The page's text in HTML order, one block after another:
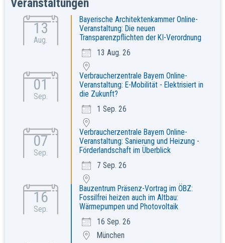
Veranstaltungen
13
Aug.
Bayerische Architektenkammer Online-
Veranstaltung: Die neuen
Transparenzpflichten der KI-Verordnung
13 Aug. 26
01
Sep.
Verbraucherzentrale Bayern Online-
Veranstaltung: E-Mobilität - Elektrisiert in
die Zukunft?
1 Sep. 26
07
Sep.
Verbraucherzentrale Bayern Online-
Veranstaltung: Sanierung und Heizung -
Förderlandschaft im Überblick
7 Sep. 26
16
Sep.
Bauzentrum Präsenz-Vortrag im ÖBZ:
Fossilfrei heizen auch im Altbau:
Wärmepumpen und Photovoltaik
16 Sep. 26
München